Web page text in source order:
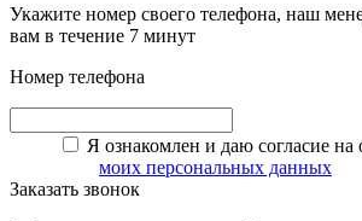
Укажите номер своего телефона, наш
вам в течение 7 минут
Номер телефона
Я ознакомлен и даю согласие на
моих персональных данных
Заказать звонок